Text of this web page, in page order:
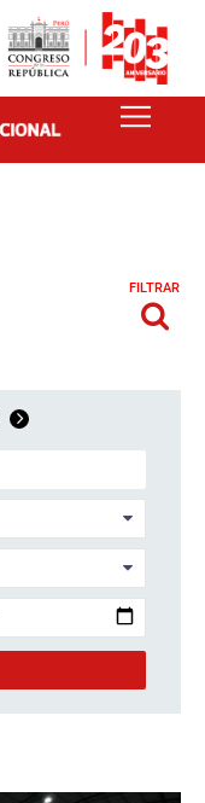
FILTRAR